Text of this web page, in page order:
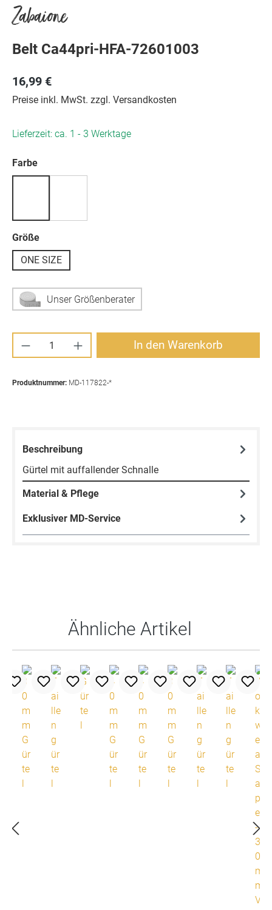
Zabaione
Belt Ca44pri-HFA-72601003
16,99 €
Preise inkl. MwSt. zzgl. Versandkosten
Lieferzeit: ca. 1 - 3 Werktage
Farbeauswählen
Größeauswählen
ONE SIZE
Unser Größenberater
Produkt Anzahl: Gib den gewünschten
In den Warenkorb
Produktnummer: MD-117822-*
Beschreibung
Gürtel mit auffallender Schnalle
Material & Pflege
Exklusiver MD-Service
Ähnliche Artikel